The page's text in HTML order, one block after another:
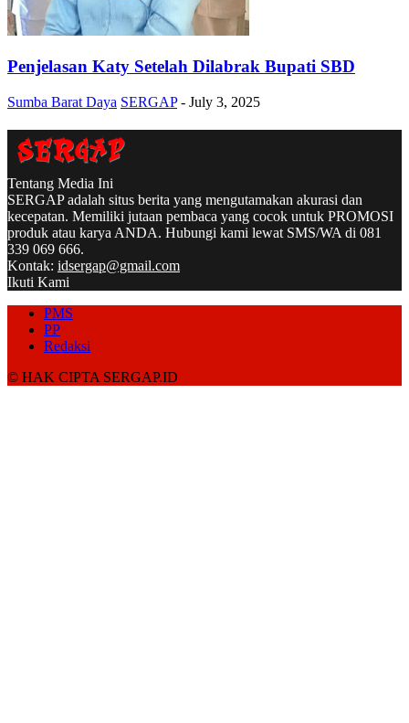
Penjelasan Katy Setelah Dilabrak Bupati SBD
Sumba Barat Daya SERGAP - July 3, 2025
Tentang Media Ini
SERGAP adalah situs berita yang mengutamakan akurasi dan
kecepatan. Memiliki jutaan pembaca yang cocok untuk PROMOSI
produk atau karya ANDA. Hubungi kami lewat SMS/WA di 081
339 069 666.
Kontak: idsergap@gmail.com
Ikuti Kami
PMS
PP
Redaksi
© HAK CIPTA SERGAP.ID